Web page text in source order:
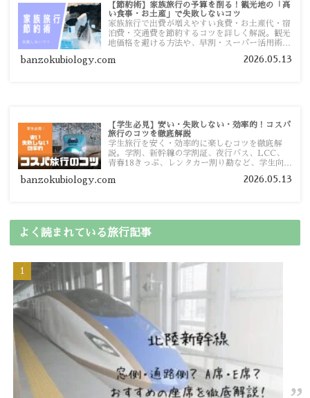
【節約術】家族旅行の予算を削る！観光地の「高
い食事・お土産」で失敗しないコツ
家族旅行で出費が増えやすい食費・お土産代・宿
泊費・交通費を節約するコツを詳しく解説。観光
地価格を避ける方法や、早割・スーパー活用術、
banzokubiology.com 2026.05.13
【学生必見】安い・失敗しない・効率的！コスパ
旅行のコツを徹底解説
学生旅行を安く・効率的に楽しむコツを徹底解
説。学割、新幹線の学割証、夜行バス、LCC、
青春18きっぷ、レンタカー割り勘など、学生向け
banzokubiology.com 2026.05.13
よく読まれている旅行記事